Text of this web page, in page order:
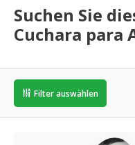
Suchen Sie
Cuchara para
Filter auswählen